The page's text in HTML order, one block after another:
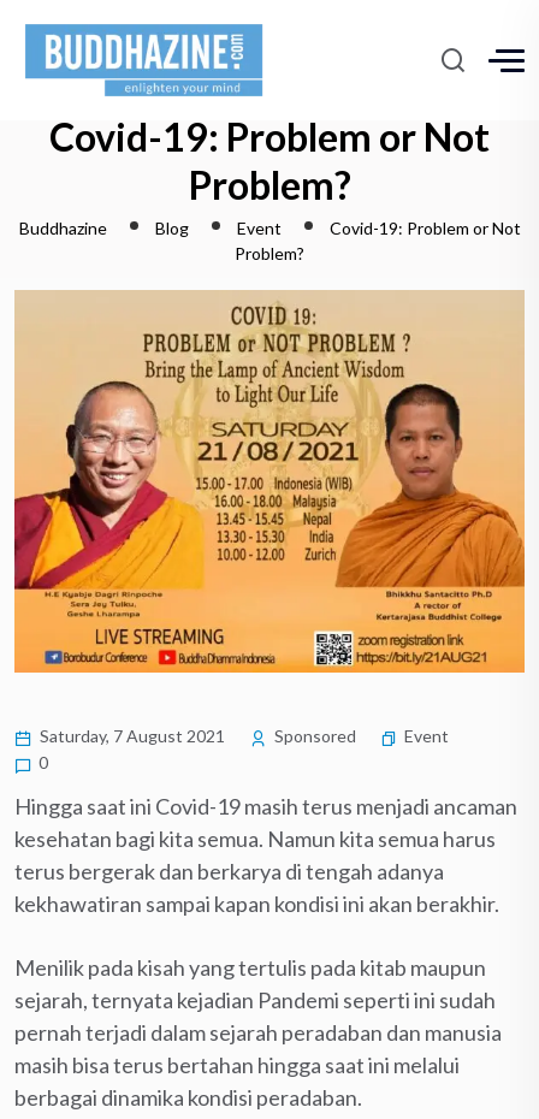
Covid-19: Problem or Not
Problem?
Buddhazine Blog Event
Covid-19: Problem or Not
Problem?
Saturday, 7 August 2021 Sponsored
Event
0
Hingga saat ini Covid-19 masih terus menjadi ancaman
kesehatan bagi kita semua. Namun kita semua harus
terus bergerak dan berkarya di tengah adanya
kekhawatiran sampai kapan kondisi ini akan berakhir.
Menilik pada kisah yang tertulis pada kitab maupun
sejarah, ternyata kejadian Pandemi seperti ini sudah
pernah terjadi dalam sejarah peradaban dan manusia
masih bisa terus bertahan hingga saat ini melalui
berbagai dinamika kondisi peradaban.